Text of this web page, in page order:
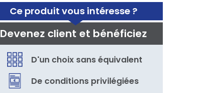
Ce produit vous intéresse ?
Devenez client et bénéficiez
D'un choix sans équivalent
De conditions privilégiées